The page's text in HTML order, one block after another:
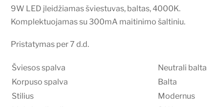
9W LED įleidžiamas šviestuvas, baltas, 4000K.
Komplektuojamas su 300mA maitinimo šaltiniu.
Pristatymas per 7 d.d.
Šviesos spalva
Neutrali balta
Korpuso spalva
Balta
Stilius
Modernus